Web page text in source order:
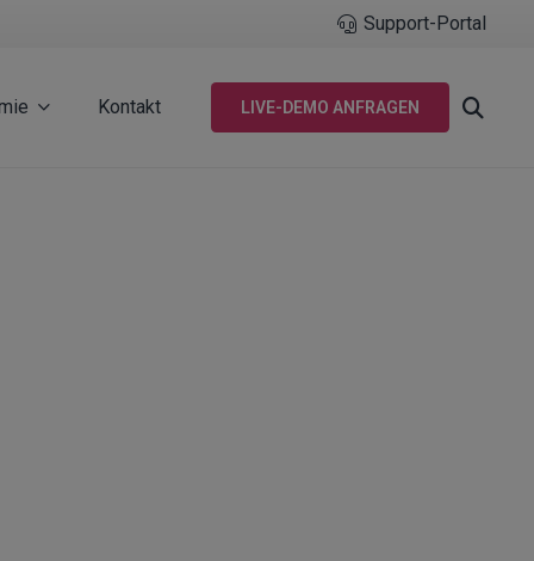
Support-Portal
Kontakt LIVE-DEMO ANFRAGEN